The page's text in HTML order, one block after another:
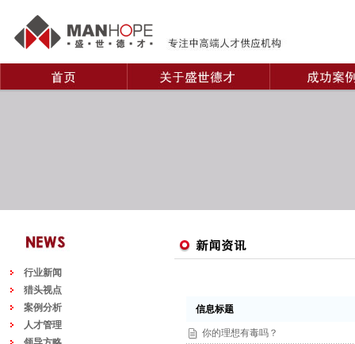
行业新闻
猎头视点
案例分析
人才管理
信息标题
你的理想有毒吗？